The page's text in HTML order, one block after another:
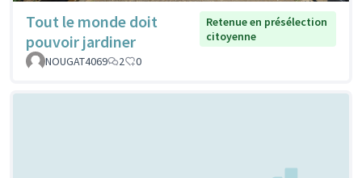
Tout le monde doit
pouvoir jardiner
Retenue en présélection
citoyenne
NOUGAT4069
2 0